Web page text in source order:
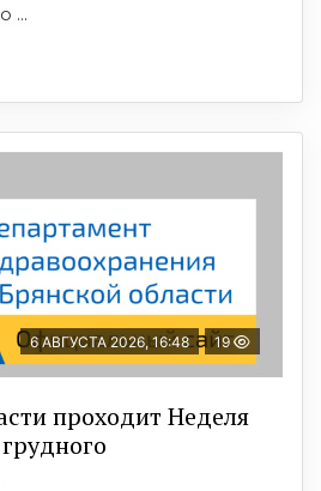
...
6 АВГУСТА 2026, 16:48 19
проходит Неделя